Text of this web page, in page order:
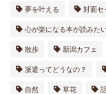
夢を叶える 対面セ
心が楽になる本が読みた
散歩 新潟カフェ
派遣ってどうなの？
自然 草花